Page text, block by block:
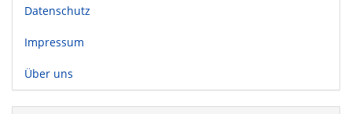
Datenschutz
Impressum
Über uns